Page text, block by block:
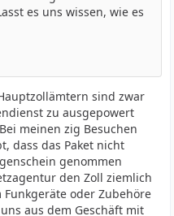
es uns wissen, wie es
sind zwar
zu ausgepowert
meinen zig Besuchen
dass das Paket nicht
genommen
den Zoll ziemlich
oder Zubehöre
aus dem Geschäft mit